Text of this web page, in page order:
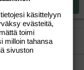
käsittelyyn
evästeitä,
toimi
milloin tahansa
sivuston